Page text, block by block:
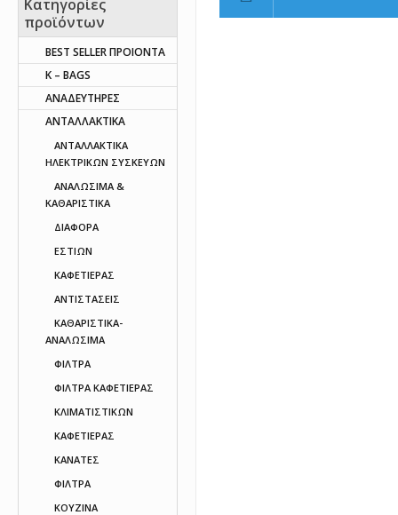
Κατηγορίες
προϊόντων
BEST SELLER ΠΡΟΙΟΝΤΑ
K – BAGS
ΑΝΑΔΕΥΤΗΡΕΣ
ΑΝΤΑΛΛΑΚΤΙΚΑ
AΝΤΑΛΛΑΚΤΙΚΑ
ΗΛΕΚΤΡΙΚΩΝ ΣΥΣΚΕΥΩΝ
ΑΝΑΛΩΣΙΜΑ &
ΚΑΘΑΡΙΣΤΙΚΑ
ΔΙΑΦΟΡΑ
ΕΣΤΙΩΝ
ΚΑΦΕΤΙΕΡΑΣ
ΑΝΤΙΣΤΑΣΕΙΣ
ΚΑΘΑΡΙΣΤΙΚΑ-
ΑΝΑΛΩΣΙΜΑ
ΦΙΛΤΡΑ
ΦΙΛΤΡΑ ΚΑΦΕΤΙΕΡΑΣ
ΚΛΙΜΑΤΙΣΤΙΚΩΝ
ΚΑΦΕΤΙΕΡΑΣ
ΚΑΝΑΤΕΣ
ΦΙΛΤΡΑ
ΚΟΥΖΙΝΑ